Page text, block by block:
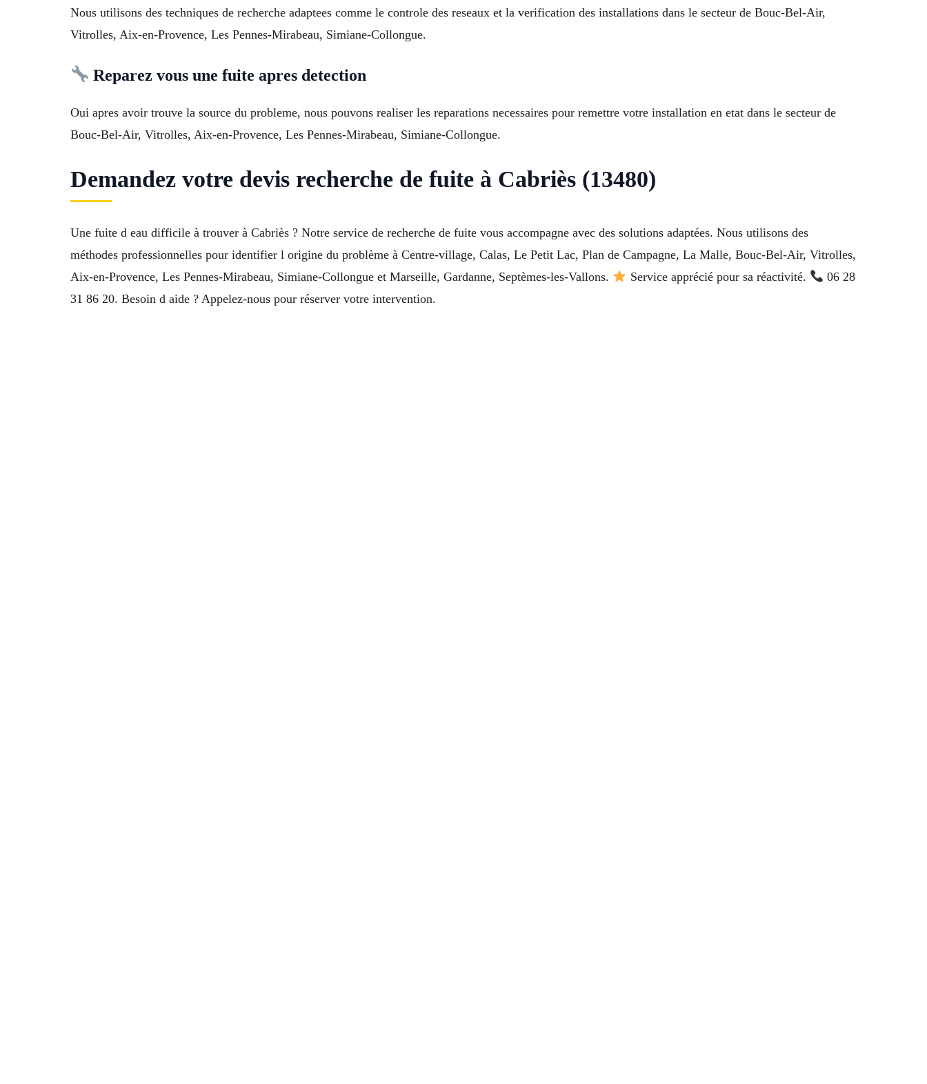
Nous utilisons des techniques de recherche adaptees comme le controle des reseaux et la verification des installations dans le secteur de Bouc-Bel-Air,
Vitrolles, Aix-en-Provence, Les Pennes-Mirabeau, Simiane-Collongue.
Reparez vous une fuite apres detection
Oui apres avoir trouve la source du probleme, nous pouvons realiser les reparations necessaires pour remettre votre installation en etat dans le secteur de
Bouc-Bel-Air, Vitrolles, Aix-en-Provence, Les Pennes-Mirabeau, Simiane-Collongue.
Demandez votre devis recherche de fuite à Cabriès (13480)
Une fuite d eau difficile à trouver à Cabriès ? Notre service de recherche de fuite vous accompagne avec des solutions adaptées. Nous utilisons des
méthodes professionnelles pour identifier l origine du problème à Centre-village, Calas, Le Petit Lac, Plan de Campagne, La Malle, Bouc-Bel-Air, Vitrolles,
Aix-en-Provence, Les Pennes-Mirabeau, Simiane-Collongue et Marseille, Gardanne, Septèmes-les-Vallons.
Service apprécié pour sa réactivité.
06 28
31 86 20. Besoin d aide ? Appelez-nous pour réserver votre intervention.